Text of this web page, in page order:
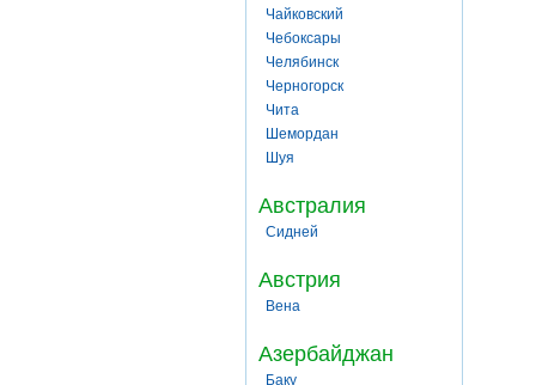
Чайковский
Чебоксары
Челябинск
Черногорск
Чита
Шемордан
Шуя
Австралия
Сидней
Австрия
Вена
Азербайджан
Баку